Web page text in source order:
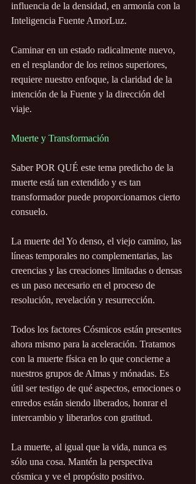
influencia de la densidad, en armonía con la
Inteligencia Fuente AmorLuz.
Caminar en un estado radicalmente nuevo,
en el resplandor de los reinos superiores,
requiere nuestro enfoque, la claridad de la
intención de la Fuente y la dirección del
viaje.
Muerte y Transformación
Saber POR QUÉ este tema predicho de la
muerte está tan extendido y es tan
transformador puede proporcionarnos cierto
consuelo.
La muerte del Yo denso, el viejo camino, las
líneas temporales no complementarias, las
creencias y las creaciones limitadas o densas
es un paso necesario en el proceso de
resolución, revelación y resurrección.
Todos los factores Cósmicos están presentes
ahora mismo para la aceleración. Tratamos
con la muerte física en lo que concierne a
nuestros grupos de Almas y mónadas. Es
útil ser testigo de qué aspectos, emociones o
enredos están siendo liberados, honrar el
intercambio y liberarlos con gratitud.
La muerte, al igual que la vida, nunca es
sólo una cosa. Mantén la perspectiva
cósmica y ve el propósito positivo.